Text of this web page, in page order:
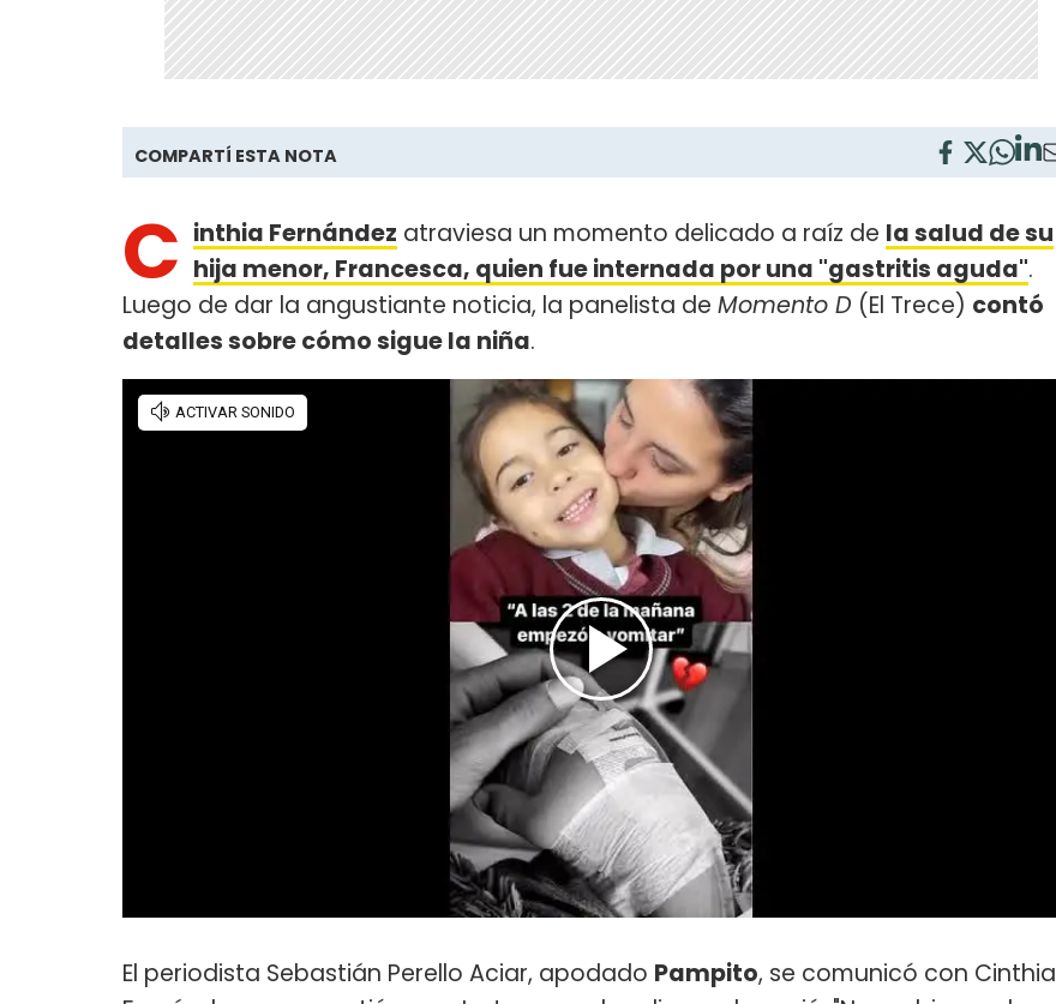
COMPARTÍ ESTA NOTA
C inthia Fernández atraviesa un momento delicado a raíz de la salud de su
hija menor, Francesca, quien fue internada por una "gastritis aguda".
Luego de dar la angustiante noticia, la panelista de Momento D (El Trece) contó
detalles sobre cómo sigue la niña.
El periodista Sebastián Perello Aciar, apodado Pampito, se comunicó con Cinthia